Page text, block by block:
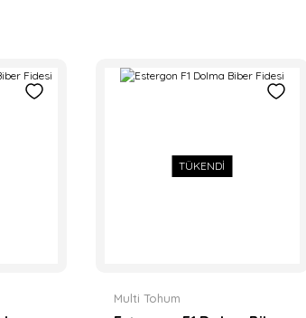
TÜKENDİ
Multi Tohum